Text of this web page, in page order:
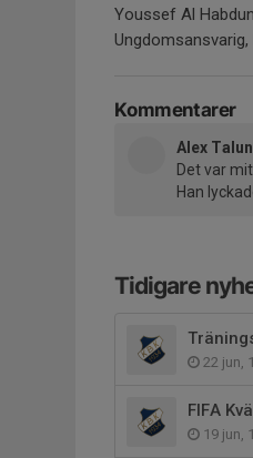
Youssef Al
Ungdomsansvarig,
Kommentarer
Alex
Det var
Han
Tidigare
22 jun,
FIFA
19 jun,